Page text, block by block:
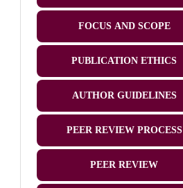
FOCUS AND SCOPE
PUBLICATION ETHICS
AUTHOR GUIDELINES
PEER REVIEW PROCESS
PEER REVIEW